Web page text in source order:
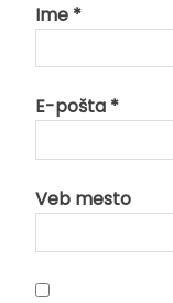
Ime *
E-pošta *
Veb mesto